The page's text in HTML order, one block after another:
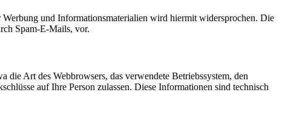
und Informationsmaterialien wird hiermit widersprochen. Die
Spam-E-Mails, vor.
die Art des Webbrowsers, das verwendete Betriebssystem, den
auf Ihre Person zulassen. Diese Informationen sind technisch